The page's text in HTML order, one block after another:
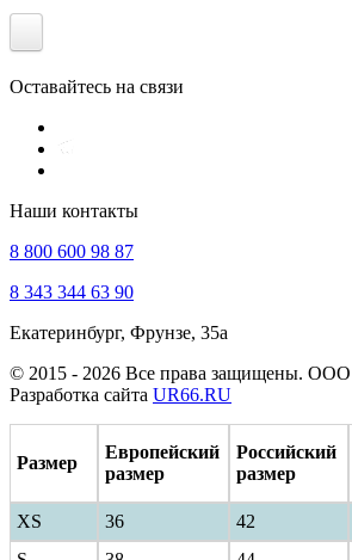
Оставайтесь на связи
Наши контакты
8 800 600 98 87
8 343 344 63 90
Екатеринбург, Фрунзе, 35а
© 2015 - 2026 Все права защищены.
Разработка сайта UR66.RU
Размер
Европейский
размер
Российский
размер
XS
36 42